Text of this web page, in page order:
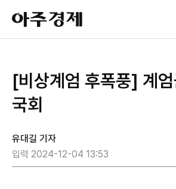
아
주
경
[비상계엄 후폭풍] 계
국회
유대길 기자
입력 2024-12-04 13:53